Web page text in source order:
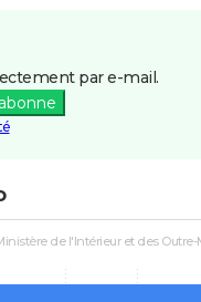
par e-mail.
de l'Intérieur et des Outre-